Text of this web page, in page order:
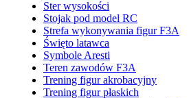
Ster wysokości
Stojak pod model RC
Strefa wykonywania figur F3A
Święto latawca
Symbole Aresti
Teren zawodów F3A
Trening figur akrobacyjny
Trening figur płaskich